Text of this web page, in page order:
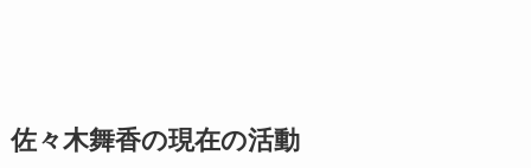
佐々木舞香の現在の活動